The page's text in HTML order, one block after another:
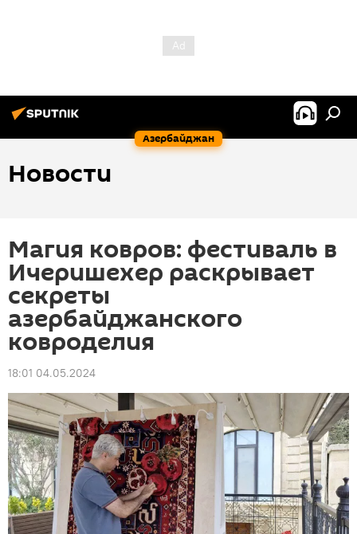
Азербайджан
Новости
Магия ковров: фестиваль в
Ичеришехер раскрывает
секреты
азербайджанского
ковроделия
18:01 04.05.2024